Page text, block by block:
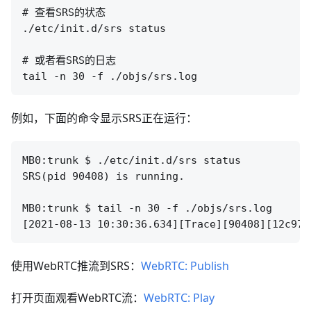
# 查看SRS的状态
./etc/init.d/srs status
# 或者看SRS的日志
例如，下面的命令显示SRS正在运行：
MB0:trunk $ ./etc/init.d/srs status
SRS(pid 90408) is running.
MB0:trunk $ tail -n 30 -f ./objs/srs.log
使用WebRTC推流到SRS： WebRTC: Publish
打开页面观看WebRTC流： WebRTC: Play